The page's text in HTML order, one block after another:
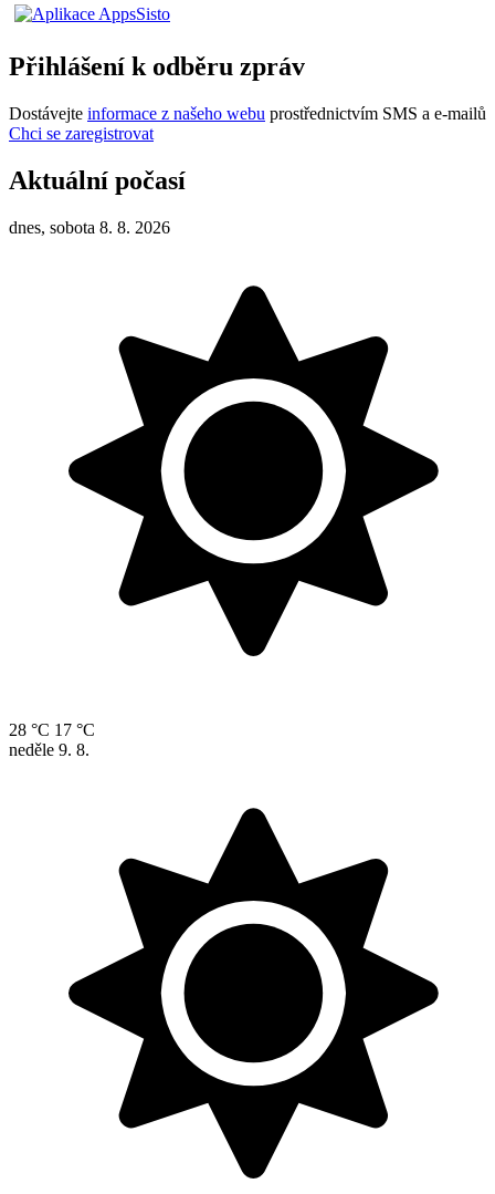
Přihlášení k odběru zpráv
Dostávejte informace z našeho webu prostřednictvím SMS a e-mailů
Chci se zaregistrovat
Aktuální počasí
dnes, sobota 8. 8. 2026
28 °C 17 °C
neděle 9. 8.